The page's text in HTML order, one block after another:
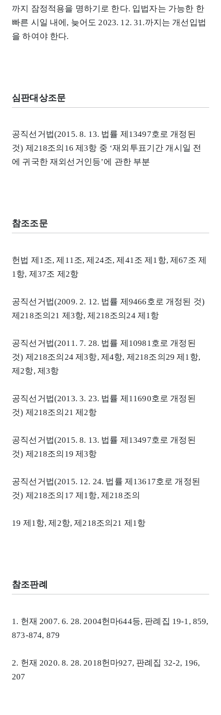
까지 잠정적용을 명하기로 한다. 입법자는 가능한 한
빠른 시일 내에, 늦어도 2023. 12. 31.까지는 개선입법
을 하여야 한다.
심판대상조문
공직선거법(2015. 8. 13. 법률 제13497호로 개정된
것) 제218조의16 제3항 중 ‘재외투표기간 개시일 전
에 귀국한 재외선거인등’에 관한 부분
참조조문
헌법 제1조, 제11조, 제24조, 제41조 제1항, 제67조 제
1항, 제37조 제2항
공직선거법(2009. 2. 12. 법률 제9466호로 개정된 것)
제218조의21 제3항, 제218조의24 제1항
공직선거법(2011. 7. 28. 법률 제10981호로 개정된
것) 제218조의24 제3항, 제4항, 제218조의29 제1항,
제2항, 제3항
공직선거법(2013. 3. 23. 법률 제11690호로 개정된
것) 제218조의21 제2항
공직선거법(2015. 8. 13. 법률 제13497호로 개정된
것) 제218조의19 제3항
공직선거법(2015. 12. 24. 법률 제13617호로 개정된
것) 제218조의17 제1항, 제218조의
19 제1항, 제2항, 제218조의21 제1항
참조판례
1. 헌재 2007. 6. 28. 2004헌마644등, 판례집 19-1, 859,
873-874, 879
2. 헌재 2020. 8. 28. 2018헌마927, 판례집 32-2, 196,
207